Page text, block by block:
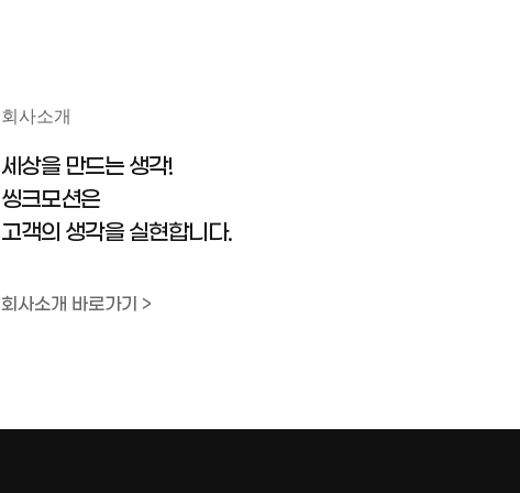
회사소개
세상을 만드는 생각!
씽크모션은
고객의 생각을 실현합니다.
회사소개 바로가기 >